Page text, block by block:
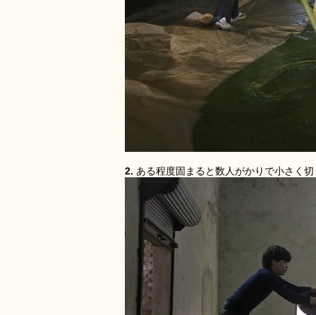
2. ある程度固まると数人がかりで小さく